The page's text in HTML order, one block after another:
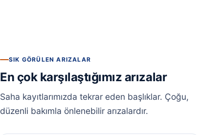
SIK GÖRÜLEN ARIZALAR
En çok karşılaştığımız arızalar
Saha kayıtlarımızda tekrar eden başlıklar. Çoğu,
düzenli bakımla önlenebilir arızalardır.